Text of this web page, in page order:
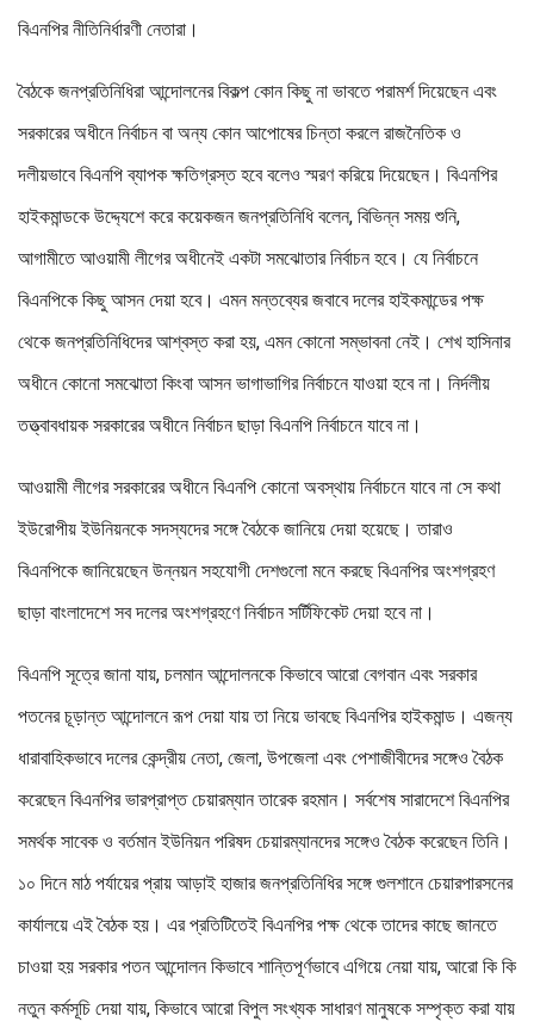
বিএনপির নীতিনির্ধারণী নেতারা।
বৈঠকে জনপ্রতিনিধিরা আন্দোলনের বিকল্প কোন কিছু না ভাবতে পরামর্শ দিয়েছেন এবং
সরকারের অধীনে নির্বাচন বা অন্য কোন আপোষের চিন্তা করলে রাজনৈতিক ও
দলীয়ভাবে বিএনপি ব্যাপক ক্ষতিগ্রস্ত হবে বলেও স্মরণ করিয়ে দিয়েছেন। বিএনপির
হাইকমান্ডকে উদ্দ্যেশে করে কয়েকজন জনপ্রতিনিধি বলেন, বিভিন্ন সময় শুনি,
আগামীতে আওয়ামী লীগের অধীনেই একটা সমঝোতার নির্বাচন হবে। যে নির্বাচনে
বিএনপিকে কিছু আসন দেয়া হবে। এমন মন্তব্যের জবাবে দলের হাইকমান্ডের পক্ষ
থেকে জনপ্রতিনিধিদের আশ্বস্ত করা হয়, এমন কোনো সম্ভাবনা নেই। শেখ হাসিনার
অধীনে কোনো সমঝোতা কিংবা আসন ভাগাভাগির নির্বাচনে যাওয়া হবে না। নির্দলীয়
তত্ত্বাবধায়ক সরকারের অধীনে নির্বাচন ছাড়া বিএনপি নির্বাচনে যাবে না।
আওয়ামী লীগের সরকারের অধীনে বিএনপি কোনো অবস্থায় নির্বাচনে যাবে না সে কথা
ইউরোপীয় ইউনিয়নকে সদস্যদের সঙ্গে বৈঠকে জানিয়ে দেয়া হয়েছে। তারাও
বিএনপিকে জানিয়েছেন উন্নয়ন সহযোগী দেশগুলো মনে করছে বিএনপির অংশগ্রহণ
ছাড়া বাংলাদেশে সব দলের অংশগ্রহণে নির্বাচন সর্টিফিকেট দেয়া হবে না।
বিএনপি সূত্রে জানা যায়, চলমান আন্দোলনকে কিভাবে আরো বেগবান এবং সরকার
পতনের চূড়ান্ত আন্দোলনে রূপ দেয়া যায় তা নিয়ে ভাবছে বিএনপির হাইকমান্ড। এজন্য
ধারাবাহিকভাবে দলের কেন্দ্রীয় নেতা, জেলা, উপজেলা এবং পেশাজীবীদের সঙ্গেও বৈঠক
করেছেন বিএনপির ভারপ্রাপ্ত চেয়ারম্যান তারেক রহমান। সর্বশেষ সারাদেশে বিএনপির
সমর্থক সাবেক ও বর্তমান ইউনিয়ন পরিষদ চেয়ারম্যানদের সঙ্গেও বৈঠক করেছেন তিনি।
১০ দিনে মাঠ পর্যায়ের প্রায় আড়াই হাজার জনপ্রতিনিধির সঙ্গে গুলশানে চেয়ারপারসনের
কার্যালয়ে এই বৈঠক হয়। এর প্রতিটিতেই বিএনপির পক্ষ থেকে তাদের কাছে জানতে
চাওয়া হয় সরকার পতন আন্দোলন কিভাবে শান্তিপূর্ণভাবে এগিয়ে নেয়া যায়, আরো কি কি
নতুন কর্মসূচি দেয়া যায়, কিভাবে আরো বিপুল সংখ্যক সাধারণ মানুষকে সম্পৃক্ত করা যায়